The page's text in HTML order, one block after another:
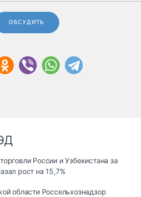
ОБСУДИТЬ
России и Узбекистана за
рост на 15,7%
области Россельхознадзор